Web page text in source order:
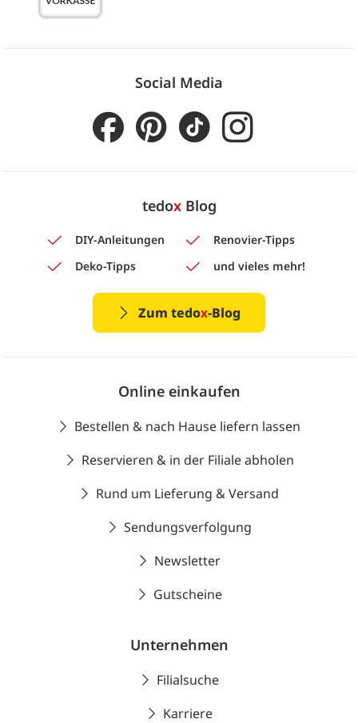
Social Media
tedoxBlog
DIY-Anleitungen
Renovier-Tipps
Deko-Tipps
und vieles mehr!
Zum tedox-Blog
Online einkaufen
Bestellen & nach Hause liefern lassen
Reservieren & in der Filiale abholen
Rund um Lieferung & Versand
Sendungsverfolgung
Newsletter
Gutscheine
Unternehmen
Filialsuche
Karriere